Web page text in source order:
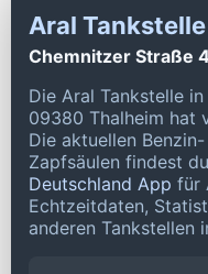
Aral Tankstelle
Chemnitzer Straße
Die Aral Tankstelle
09380 Thalheim hat
Die aktuellen
Zapfsäulen findest
Deutschland App für
Echtzeitdaten,
anderen Tankstellen